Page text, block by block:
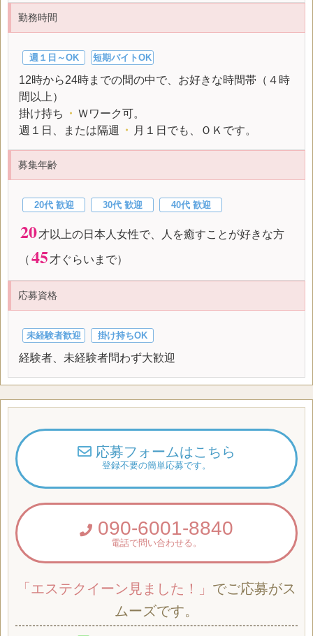
勤務時間
週１日～OK 短期バイトOK
12時から24時までの間の中で、お好きな時間帯（４時
間以上）
掛け持ち
・ Ｗワーク可。
週１日、または隔週
・ 月１日でも、ＯＫです。
募集年齢
20代 歓迎 30代 歓迎 40代 歓迎
20才以上の日本人女性で、人を癒すことが好きな方
（ 45 才ぐらいまで）
応募資格
未経験者歓迎 掛け持ちOK
経験者、未経験者問わず大歓迎
応募フォームはこちら
登録不要の簡単応募です。
090-6001-8840
電話で問い合わせる。
「エステクイーン見ました！」 でご応募がス
ムーズです。